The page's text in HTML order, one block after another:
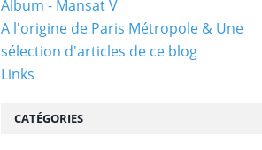
Album - Mansat V
A l'origine de Paris Métropole & Une
sélection d'articles de ce blog
Links
CATÉGORIES